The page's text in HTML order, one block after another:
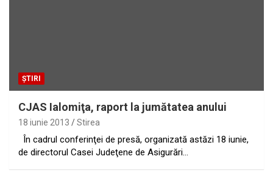
ȘTIRI
CJAS Ialomiţa, raport la jumătatea anului
18 iunie 2013 Stirea
În cadrul conferinţei de presă, organizată astăzi 18 iunie,
de directorul Casei Judeţene de Asigurări…